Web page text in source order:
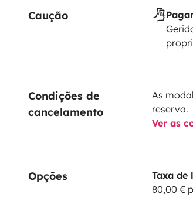
Caução
Condições de
cancelamento
As
reserva.
Ver as
Opções
Taxa de
80,00 €